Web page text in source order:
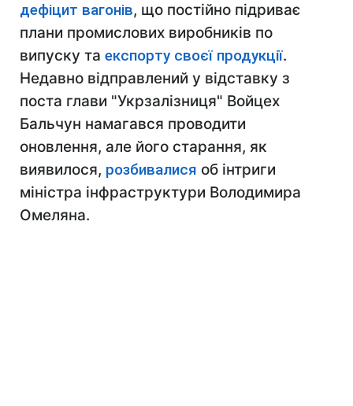
дефіцит вагонів, що постійно підриває
плани промислових виробників по
випуску та експорту своєї продукції.
Недавно відправлений у відставку з
поста глави "Укрзалізниця" Войцех
Бальчун намагався проводити
оновлення, але його старання, як
виявилося, розбивалися об інтриги
міністра інфраструктури Володимира
Омеляна.